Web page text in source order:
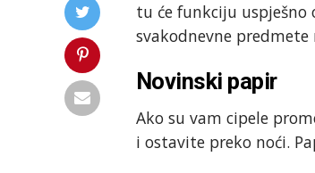
tu će funkciju uspješno
svakodnevne
Novinski papir
Ako su vam cipele
i ostavite preko noći.